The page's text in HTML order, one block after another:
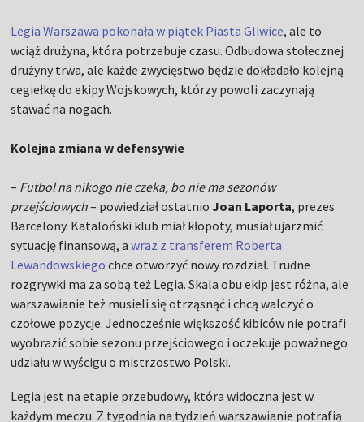
Legia Warszawa pokonała w piątek Piasta Gliwice, ale to
wciąż drużyna, która potrzebuje czasu. Odbudowa stołecznej
drużyny trwa, ale każde zwycięstwo będzie dokładało kolejną
cegiełkę do ekipy Wojskowych, którzy powoli zaczynają
stawać na nogach.
Kolejna zmiana w defensywie
– Futbol na nikogo nie czeka, bo nie ma sezonów
przejściowych– powiedział ostatnio Joan Laporta, prezes
Barcelony. Kataloński klub miał kłopoty, musiał ujarzmić
sytuację finansową, awraz z transferem Roberta
Lewandowskiego chce otworzyć nowy rozdział. Trudne
rozgrywki ma za sobą też Legia. Skala obu ekip jest różna, ale
warszawianie też musieli się otrząsnąć i chcą walczyć o
czołowe pozycje. Jednocześnie większość kibiców nie potrafi
wyobrazić sobie sezonu przejściowego i oczekuje poważnego
udziału w wyścigu o mistrzostwo Polski.
Legia jest na etapie przebudowy, która widoczna jest w
każdym meczu. Z tygodnia na tydzień warszawianie potrafią